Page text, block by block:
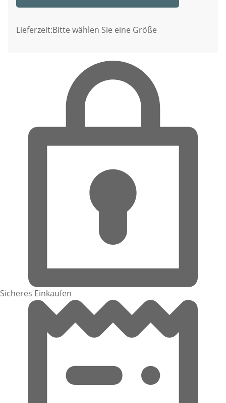
Lieferzeit:Bitte wählen Sie eine Größe
Sicheres Einkaufen